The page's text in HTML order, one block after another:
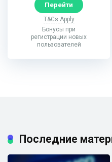
Перейти
T&Cs Apply
Бонусы при
регистрации новых
пользователей
Последние